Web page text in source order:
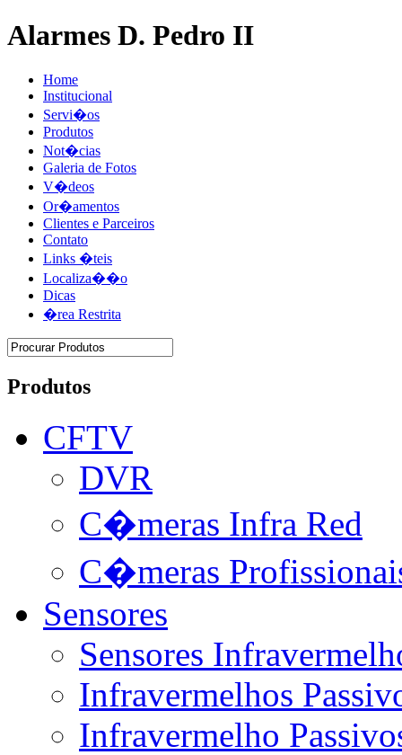
Alarmes D. Pedro II
Home
Institucional
Servi�os
Produtos
Not�cias
Galeria de Fotos
V�deos
Or�amentos
Clientes e Parceiros
Contato
Links �teis
Localiza��o
Dicas
�rea Restrita
Produtos
CFTV
DVR
C�meras Infra Red
C�meras
Sensores
Sensores
Infravermelhos
Infravermelho